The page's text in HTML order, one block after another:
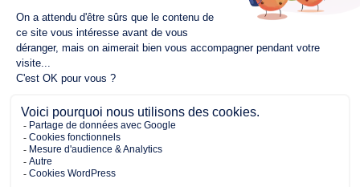
Atmosphere'In
Syméâme
MyLovelyNature
02 40 300 200
Écrivez-nous
Rejoignez l'équipe